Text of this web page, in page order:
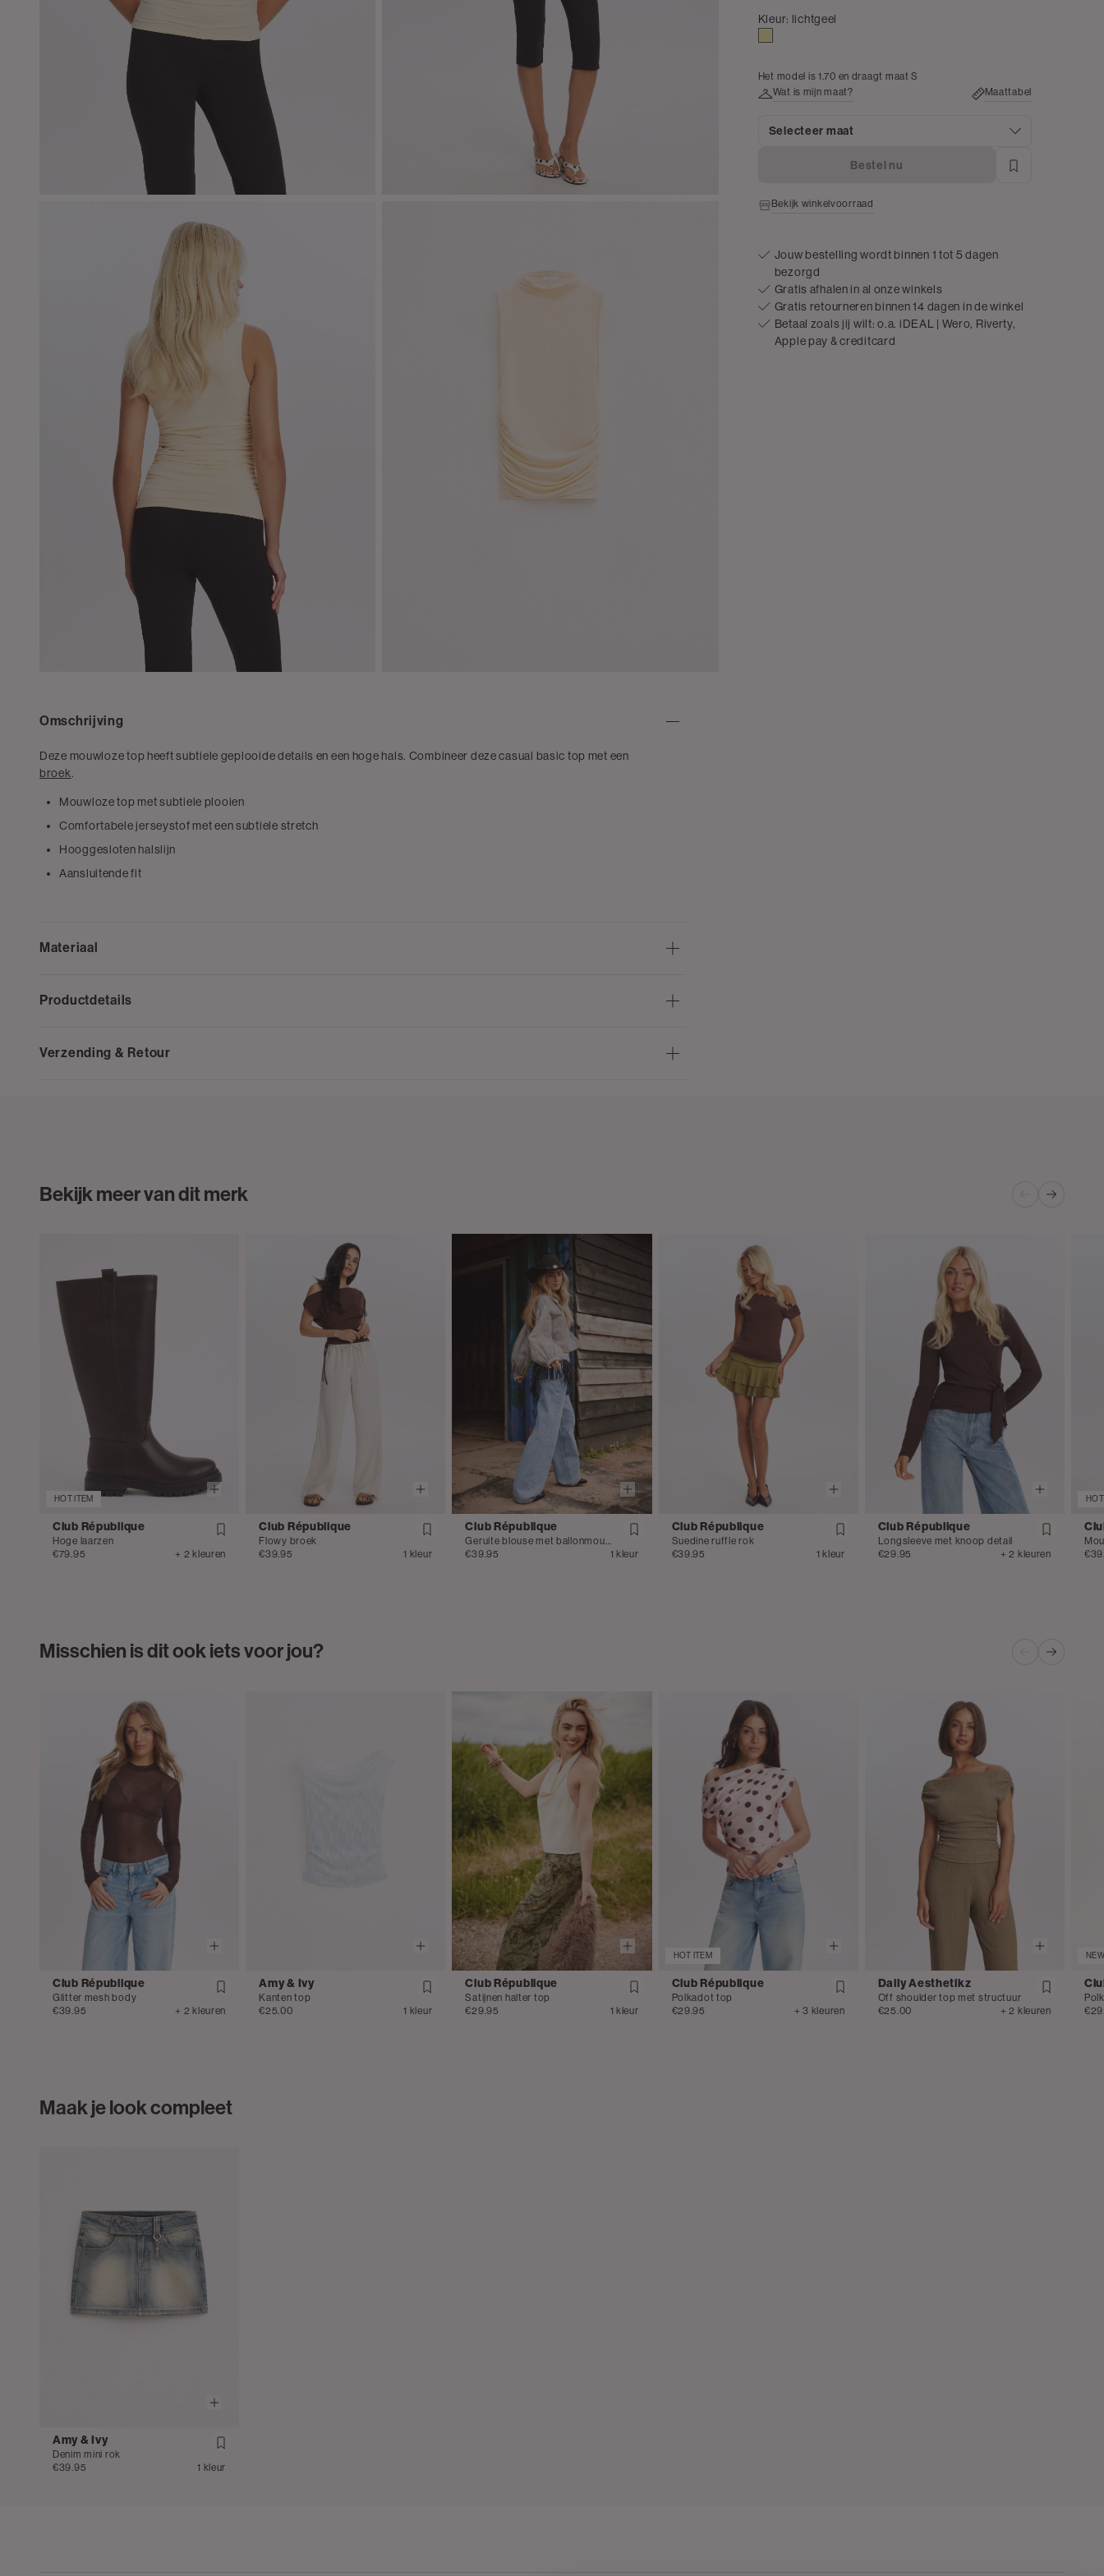
Kleur: lichtgeel
Het model is 1.70 en draagt maat S
Wat is mijn maat?
Maattabel
Selecteer maat
Bestel nu
Bekijk winkelvoorraad
Jouw bestelling wordt binnen 1 tot 5 dagen
bezorgd
Gratis afhalen in al onze winkels
Gratis retourneren binnen 14 dagen in de winkel
Betaal zoals jij wilt: o.a. iDEAL | Wero, Riverty,
Apple pay & creditcard
Omschrijving
Deze mouwloze top heeft subtiele geplooide details en een hoge hals. Combineer deze casual basic top met een
broek.
Mouwloze top met subtiele plooien
Comfortabele jerseystof met een subtiele stretch
Hooggesloten halslijn
Aansluitende fit
Materiaal
Productdetails
Verzending & Retour
Bekijk meer van dit merk
HOT ITEM
Club République
Hoge laarzen
€79.95
+ 2 kleuren
Club République
Flowy broek
€39.95
1 kleur
Club République
€39.95
1 kleur
Club République
Suedine ruffle rok
€39.95
1 kleur
Club République
Longsleeve met knoop detail
€29.95
+ 2 kleuren
Misschien is dit ook iets voor jou?
Club République
Glitter mesh body
€39.95
+ 2 kleuren
Amy & Ivy
Kanten top
€25.00
1 kleur
Club République
Satijnen halter top
€29.95
1 kleur
HOT ITEM
Club République
Polkadot top
€29.95
+ 3 kleuren
Daily Aesthetikz
Off shoulder top met structuur
€25.00
+ 2 kleuren
NEW
Maak je look compleet
Amy & Ivy
Denim mini rok
€39.95
1 kleur